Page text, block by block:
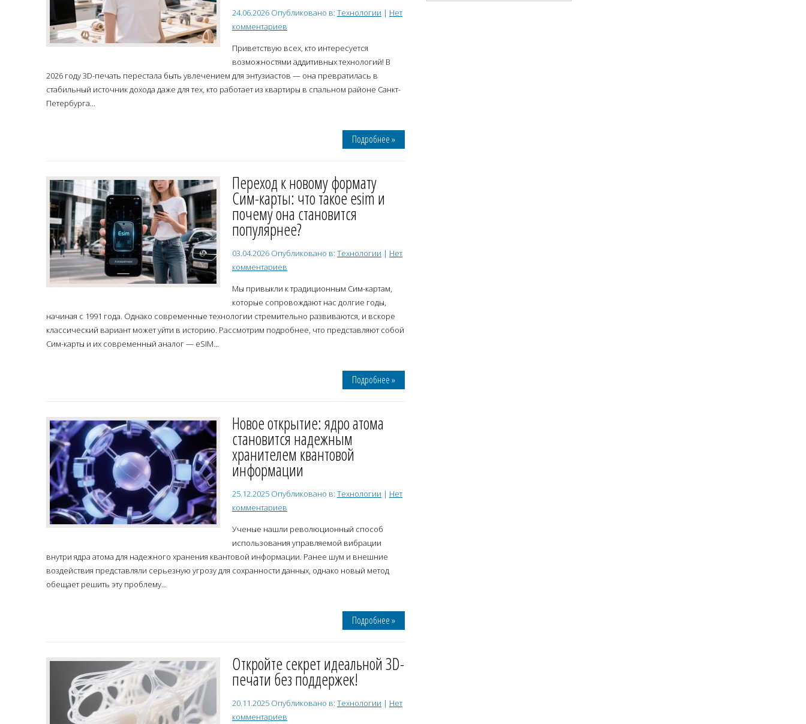
24.06.2026 Опубликовано в: Технологии | Нет
комментариев
Приветствую всех, кто интересуется
возможностями аддитивных технологий! В
2026 году 3D-печать перестала быть увлечением для энтузиастов — она превратилась в
стабильный источник дохода даже для тех, кто работает из квартиры в спальном районе Санкт-
Петербурга...
Подробнее »
Переход к новому формату
Сим-карты: что такое esim и
почему она становится
популярнее?
03.04.2026 Опубликовано в: Технологии | Нет
комментариев
Мы привыкли к традиционным Сим-картам,
которые сопровождают нас долгие годы,
начиная с 1991 года. Однако современные технологии стремительно развиваются, и вскоре
классический вариант может уйти в историю. Рассмотрим подробнее, что представляют собой
Сим-карты и их современный аналог — eSIM...
Подробнее »
Новое открытие: ядро атома
становится надежным
хранителем квантовой
информации
25.12.2025 Опубликовано в: Технологии | Нет
комментариев
Ученые нашли революционный способ
использования управляемой вибрации
внутри ядра атома для надежного хранения квантовой информации. Ранее шум и внешние
воздействия представляли серьезную угрозу для сохранности данных, однако новый метод
обещает решить эту проблему...
Подробнее »
Откройте секрет идеальной 3D-
печати без поддержек!
20.11.2025 Опубликовано в: Технологии | Нет
комментариев